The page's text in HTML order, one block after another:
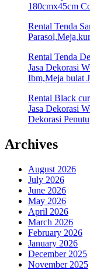
180cmx45cm
Rental Tenda
Rental Tenda
Jasa Dekorasi
Ibm,Meja bulat
Rental Black
Jasa Dekorasi
Dekorasi
Archives
August 2026
July 2026
June 2026
May 2026
April 2026
March 2026
February 2026
January 2026
December 2025
November 2025